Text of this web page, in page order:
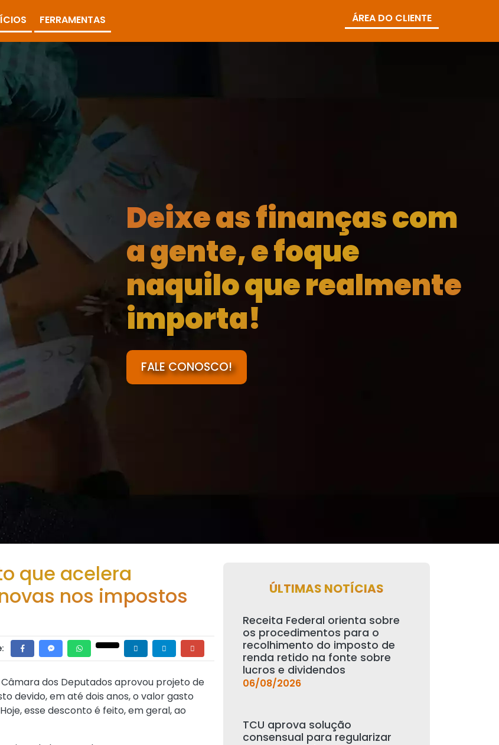
FERRAMENTAS ÁREA DO CLIENTE
Deixe as finanças com
a gente, e foque
naquilo que realmente
importa!
FALE CONOSCO!
que acelera
nos impostos
dos Deputados aprovou projeto de
devido, em até dois anos, o valor gasto
esse desconto é feito, em geral, ao
ÚLTIMAS NOTÍCIAS
Receita Federal orienta sobre
os procedimentos para o
recolhimento do imposto de
renda retido na fonte sobre
lucros e dividendos
06/08/2026
TCU aprova solução
consensual para regularizar